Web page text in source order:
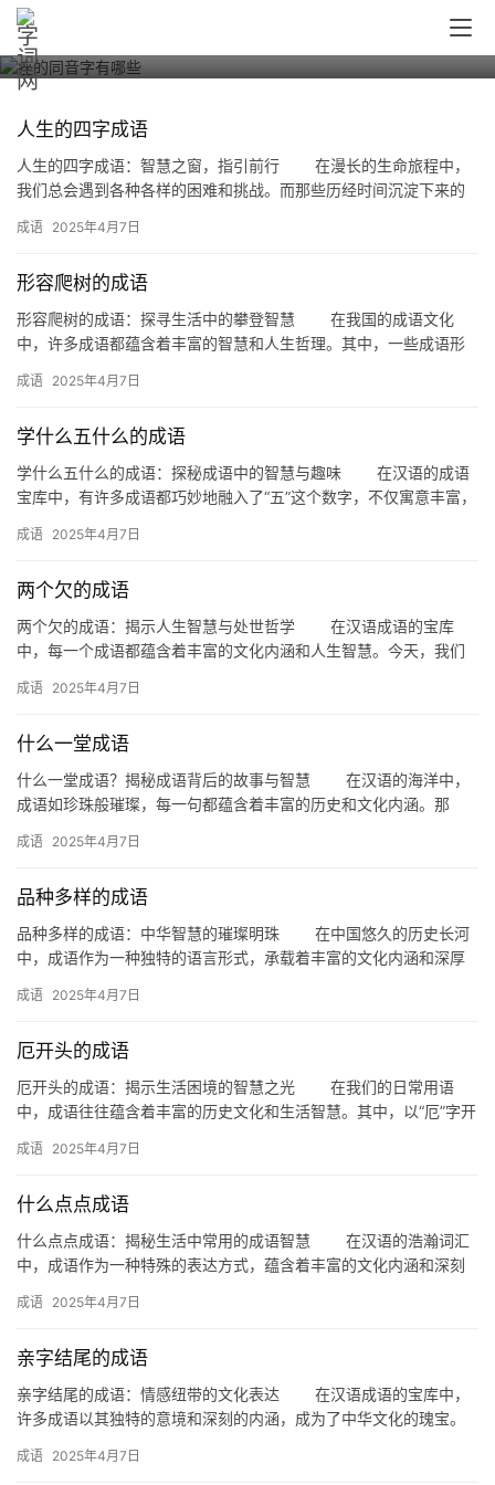
汉
字
词
义
近
义
组
音
痤的同音字有哪些
人生的四字成语
人生的四字成语：智慧之窗，指引前行 在漫长的生命旅程中，
我们总会遇到各种各样的困难和挑战。而那些历经时间沉淀下来的
将探…
成语 2025年4月7日
形容爬树的成语
形容爬树的成语：探寻生活中的攀登智慧 在我国的成语文化
中，许多成语都蕴含着丰富的智慧和人生哲理。其中，一些成语形
挑战时…
成语 2025年4月7日
学什么五什么的成语
学什么五什么的成语：探秘成语中的智慧与趣味 在汉语的成语
宝库中，有许多成语都巧妙地融入了“五”这个数字，不仅寓意丰富，
成语 2025年4月7日
两个欠的成语
两个欠的成语：揭示人生智慧与处世哲学 在汉语成语的宝库
中，每一个成语都蕴含着丰富的文化内涵和人生智慧。今天，我们
蕴…
成语 2025年4月7日
什么一堂成语
什么一堂成语？揭秘成语背后的故事与智慧 在汉语的海洋中，
成语如珍珠般璀璨，每一句都蕴含着丰富的历史和文化内涵。那
成…
成语 2025年4月7日
品种多样的成语
品种多样的成语：中华智慧的璀璨明珠 在中国悠久的历史长河
中，成语作为一种独特的语言形式，承载着丰富的文化内涵和深厚
了中…
成语 2025年4月7日
厄开头的成语
厄开头的成语：揭示生活困境的智慧之光 在我们的日常用语
中，成语往往蕴含着丰富的历史文化和生活智慧。其中，以“厄”字开
略…
成语 2025年4月7日
什么点点成语
什么点点成语：揭秘生活中常用的成语智慧 在汉语的浩瀚词汇
中，成语作为一种特殊的表达方式，蕴含着丰富的文化内涵和深刻
应用…
成语 2025年4月7日
亲字结尾的成语
亲字结尾的成语：情感纽带的文化表达 在汉语成语的宝库中，
许多成语以其独特的意境和深刻的内涵，成为了中华文化的瑰宝。
的…
成语 2025年4月7日